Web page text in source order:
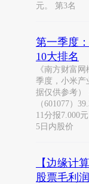
元。 第3名
第一季度
10大排名
《南方财富
季度，小米产
据仅供参考）
（601077）
11分报7.000
5日内股价
【边缘计
股票毛利